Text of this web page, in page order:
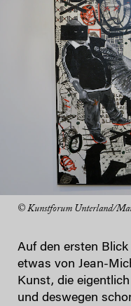
© Kunstforum Unterland/
Auf den ersten
etwas von Jean-
Kunst, die
und deswegen